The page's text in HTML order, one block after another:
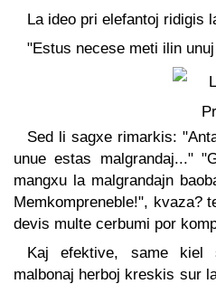
La ideo pri elefantoj ridigis
"Estus necese meti ilin
Sed li sagxe rimarkis:
unue estas malgrandaj..."
mangxu la malgrandajn
Memkompreneble!", kvaza?
devis multe cerbumi por
Kaj efektive, same kiel
malbonaj herboj kreskis sur